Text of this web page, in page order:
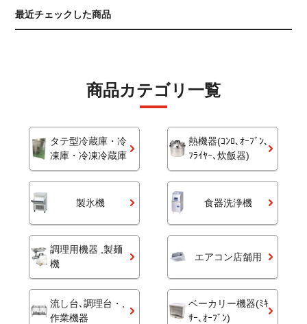
最近チェックした商品
商品カテゴリ一覧
タテ型冷蔵庫・冷
凍庫・冷凍冷蔵庫
熱機器(ｺﾝﾛ､ｵｰﾌﾞﾝ､
ﾌﾗｲﾔｰ､炊飯器)
製氷機 食器洗浄機
調理用機器 ,製麺
機
エアコン店舗用
流し台､調理台・,
作業機器
ベーカリー機器(ﾐｷ
ｻｰ､ｵｰﾌﾞﾝ)